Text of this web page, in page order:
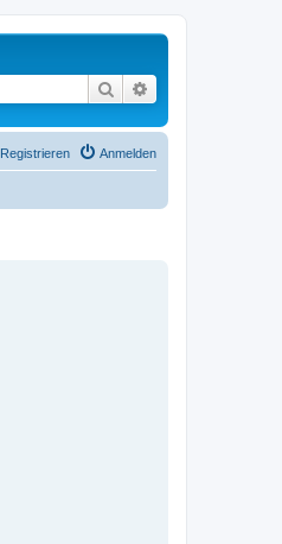
Suche
Anmelden
Registrieren